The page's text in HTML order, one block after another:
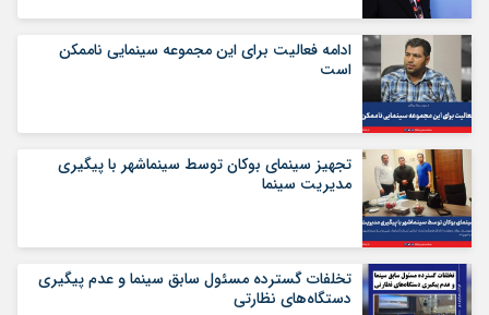
ادامه فعالیت برای این مجموعه سینمایی ناممکن
است
تجهیز سینمای بوکان توسط سینماشهر با پیگیری
مدیریت سینما
تخلفات گسترده مسئول سابق سینما و عدم پیگیری
دستگاه‌های نظارتی